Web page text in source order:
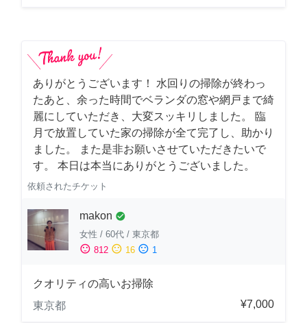
ありがとうございます！ 水回りの掃除が終わっ
たあと、余った時間でベランダの窓や網戸まで綺
麗にしていただき、大変スッキリしました。 臨
月で放置していた家の掃除が全て完了し、助かり
ました。 また是非お願いさせていただきたいで
す。 本日は本当にありがとうございました。
依頼されたチケット
makon check_circle
女性 / 60代 / 東京都
sentiment_satisfied 812 sentiment_neutral 16 sentiment_dissatisfied 1
クオリティの高いお掃除
東京都
¥7,000